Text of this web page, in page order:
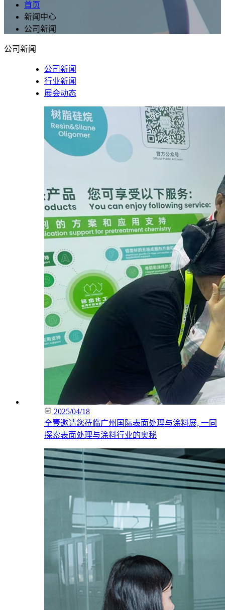
首页
新闻中心
公司新闻
公司新闻
公司新闻
行业新闻
展会动态
2025/04/18
全壹邀请您莅临广州国际表面处理与涂料展, 一同
探索表面处理与涂料行业的奥秘